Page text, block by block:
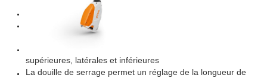
Produit vendu sans batterie ni chargeur
Taille-haie à batterie professionnel pour l’entretien
supérieures, latérales et inférieures
La douille de serrage permet un réglage de la longueur de